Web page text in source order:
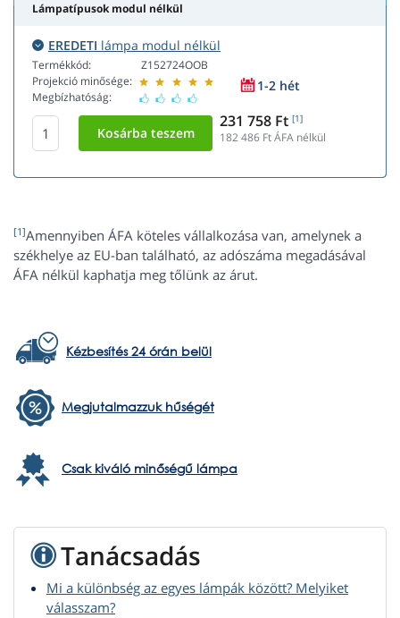
Lámpatípusok modul nélkül
EREDETI lámpa modul nélkül
Termékkód:
Projekció minősége:
Megbízhatóság:
Z152724OOB
1-2 hét
231 758 Ft [1]
182 486 Ft ÁFA nélkül
[1]Amennyiben ÁFA köteles vállalkozása van, amelynek a
székhelye az EU-ban található, az adószáma megadásával
ÁFA nélkül kaphatja meg tőlünk az árut.
Kézbesítés 24 órán belül
Megjutalmazzuk hűségét
Csak kiváló minőségű lámpa
Tanácsadás
Mi a különbség az egyes lámpák között? Melyiket
válasszam?